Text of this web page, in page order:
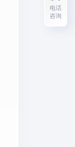
电话
咨询